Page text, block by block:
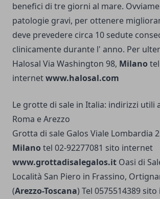
benefici di tre giorni al mare.
patologie gravi, per ottenere
deve prevedere circa 10 sedute
clinicamente durante l' anno. Per
Halosal Via Washington 98, Milano
internetwww.halosal.com
Le grotte di sale in Italia: indirizzi utili
Roma e Arezzo
Grotta di sale Galos Viale Lombardia
Milano tel 02-92277081 sito internet
www.grottadisalegalos.it Oasi di
Località San Piero in Frassino,
(Arezzo-Toscana) Tel 0575514389